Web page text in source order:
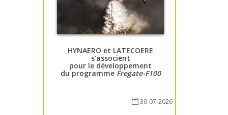
HYNAERO et LATECOERE
s’associent
pour le développement
du programme Fregate-F100
30-07-2026